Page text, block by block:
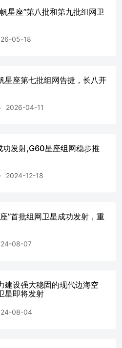
11/29。2)商业航天板块：我国成功发
商业航空板块：15日起国产大飞机
4）军贸板块：以色列将向希腊出售价
大批F-35将入驻日本三泽基地。驻日
郑剑表示，“这个基地往西可以直达中
些方向进行威胁。第二，这个是美日
。” 大国博弈加剧是长期趋势，军工
等前沿热点。 风险提示：军品业务产
批组网卫星...................................32.
板块表现较好
板块表现较
上周要点事件梳
星座”第八批和第九批组网卫
05-18
星座第七批组网告捷，长八开
2026-04-11
发射,G60星座组网稳步推
2024-12-18
”首批组网卫星成功发射，重
08-07
建设强大稳固的现代边海空
星即将发射
08-04